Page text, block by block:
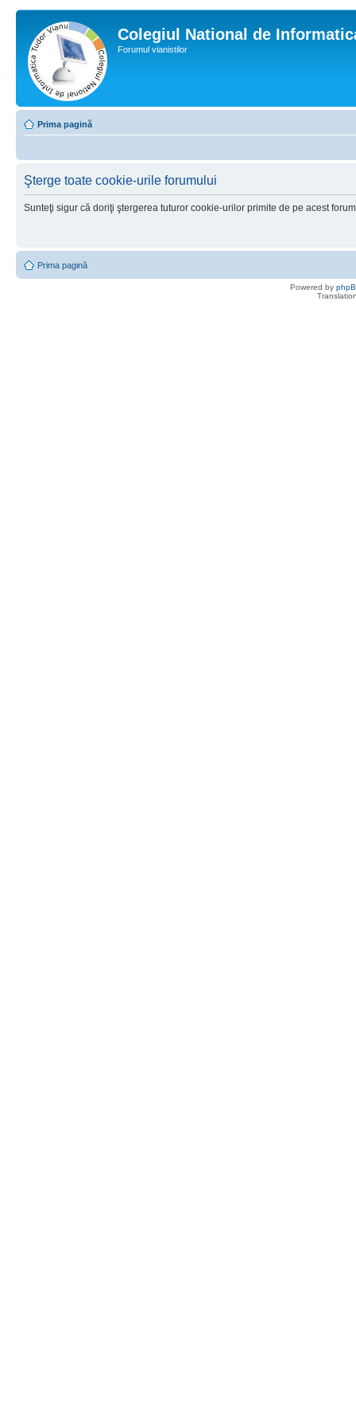
Colegiul National de
Forumul vianistilor
Prima pagină
Şterge toate cookie-urile forumului
Sunteţi sigur că doriţi ştergerea tuturor cookie-urilor primite de pe acest
Prima pagină
Powered by